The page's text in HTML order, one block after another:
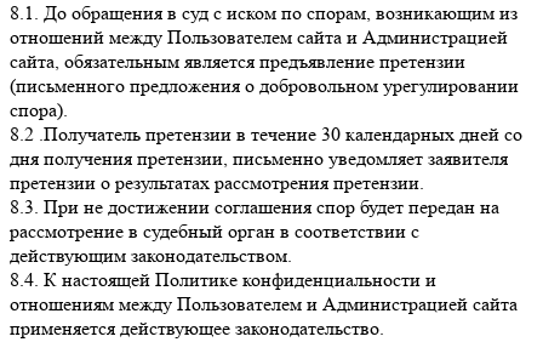
8.1. До обращения в суд с иском по спорам, возникающим из
отношений между Пользователем сайта и Администрацией
сайта, обязательным является предъявление претензии
(письменного предложения о добровольном урегулировании
спора).
8.2 .Получатель претензии в течение 30 календарных дней со
дня получения претензии, письменно уведомляет заявителя
претензии о результатах рассмотрения претензии.
8.3. При не достижении соглашения спор будет передан на
рассмотрение в судебный орган в соответствии с
действующим законодательством.
8.4. К настоящей Политике конфиденциальности и
отношениям между Пользователем и Администрацией сайта
применяется действующее законодательство.